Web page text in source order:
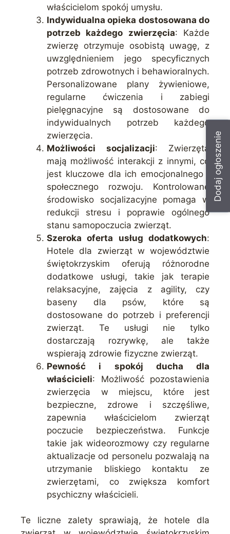
Dodaj ogłoszenie
właścicielom spokój umysłu.
Indywidualna opieka dostosowana do
potrzeb każdego zwierzęcia: Każde
zwierzę otrzymuje osobistą uwagę, z
uwzględnieniem jego specyficznych
potrzeb zdrowotnych i behawioralnych.
Personalizowane plany żywieniowe,
regularne ćwiczenia i zabiegi
pielęgnacyjne są dostosowane do
indywidualnych potrzeb każdego
zwierzęcia.
Możliwości socjalizacji: Zwierzęta
mają możliwość interakcji z innymi, co
jest kluczowe dla ich emocjonalnego i
społecznego rozwoju. Kontrolowane
środowisko socjalizacyjne pomaga w
redukcji stresu i poprawie ogólnego
stanu samopoczucia zwierząt.
Szeroka oferta usług dodatkowych:
Hotele dla zwierząt w województwie
świętokrzyskim oferują różnorodne
dodatkowe usługi, takie jak terapie
relaksacyjne, zajęcia z agility, czy
baseny dla psów, które są
dostosowane do potrzeb i preferencji
zwierząt. Te usługi nie tylko
dostarczają rozrywkę, ale także
wspierają zdrowie fizyczne zwierząt.
Pewność i spokój ducha dla
właścicieli: Możliwość pozostawienia
zwierzęcia w miejscu, które jest
bezpieczne, zdrowe i szczęśliwe,
zapewnia właścicielom zwierząt
poczucie bezpieczeństwa. Funkcje
takie jak wideorozmowy czy regularne
aktualizacje od personelu pozwalają na
utrzymanie bliskiego kontaktu ze
zwierzętami, co zwiększa komfort
psychiczny właścicieli.
Te liczne zalety sprawiają, że hotele dla